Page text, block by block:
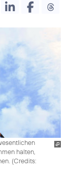
halten,
(Credits: